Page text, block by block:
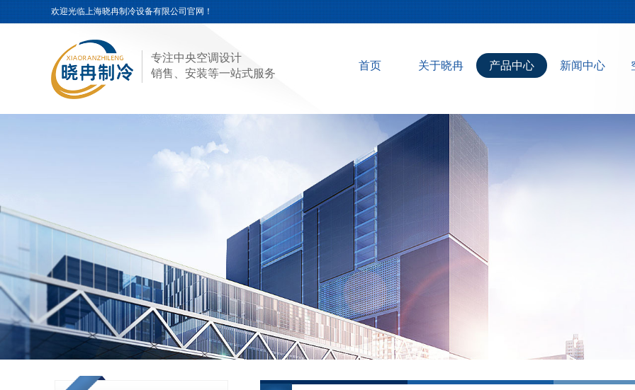
专注中央空调设计
销售、安装等一站式服务
首页 关于晓冉 产品中心 新闻中心
欢迎光临上海晓冉制冷设备有限公司官网！